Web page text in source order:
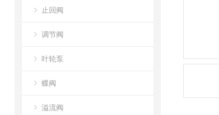
止回阀
调节阀
叶轮泵
蝶阀
溢流阀